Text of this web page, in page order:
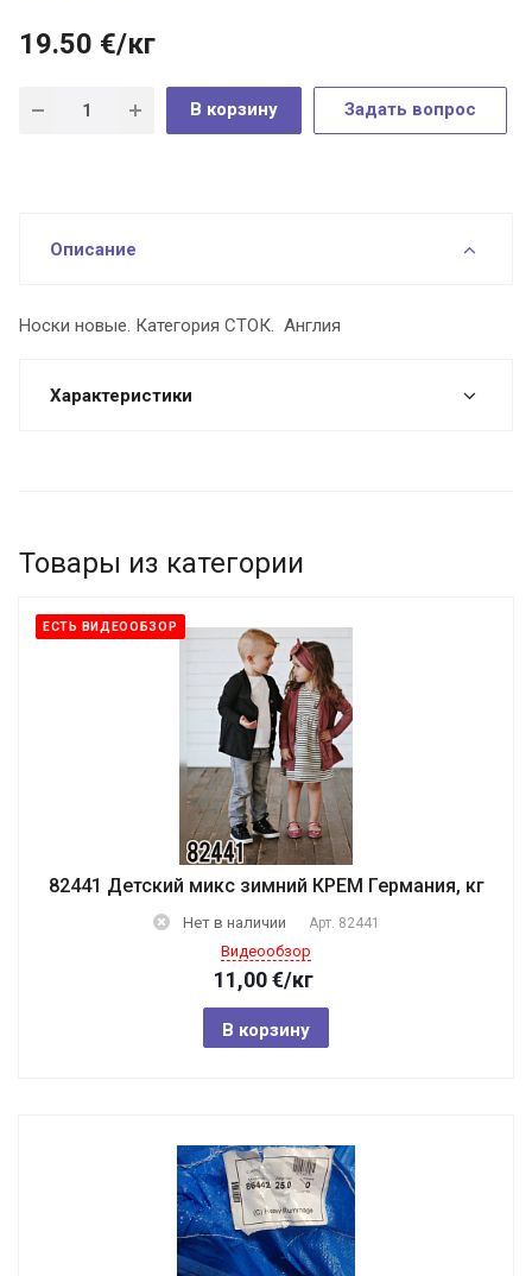
19.50 €/кг
В корзину Задать вопрос
Описание
Носки новые. Категория СТОК. Англия
Характеристики
Товары из категории
ЕСТЬ ВИДЕООБЗОР
82441 Детский микс зимний КРЕМ Германия, кг
Нет в наличии Арт. 82441
Видеообзор
11,00€/кг
В корзину